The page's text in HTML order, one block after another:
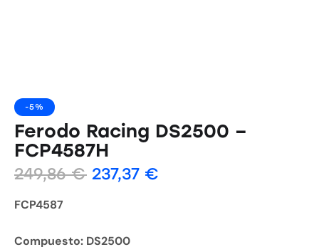
-5%
Ferodo Racing DS2500 –
FCP4587H
249,86€ 237,37 €
FCP4587
Compuesto: DS2500